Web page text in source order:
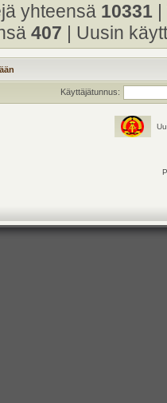
yhteensä 10331
407 | Uusin
Käyttäjätunnus: